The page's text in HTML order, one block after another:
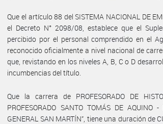
Que el artículo 88 del SISTEMA NACIONAL DE
el Decreto N° 2098/08, establece que el
percibido por el personal comprendido en el
reconocido oficialmente a nivel nacional de
que, revistando en los niveles A, B, C o D
incumbencias del título.
Que la carrera de PROFESORADO DE
PROFESORADO SANTO TOMÁS DE
GENERAL SAN MARTÍN”, tiene una duración de